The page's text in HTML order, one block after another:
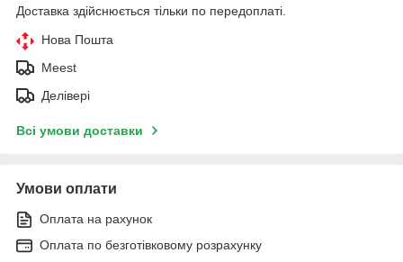
Доставка здійснюється тільки по передоплаті.
Нова Пошта
Meest
Делівері
Всі умови доставки
Умови оплати
Оплата на рахунок
Оплата по безготівковому розрахунку